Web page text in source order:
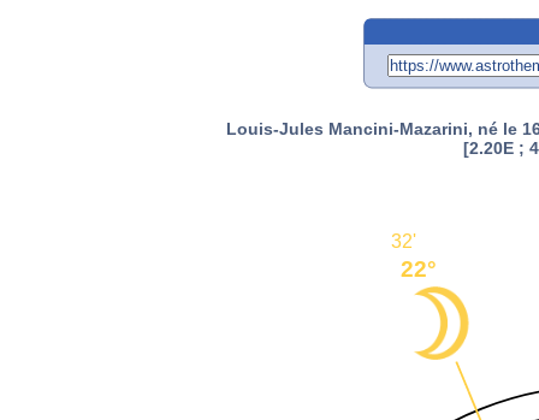
Louis-Jules Mancini-Mazarini, né le
[2.20E ;
22°
32'